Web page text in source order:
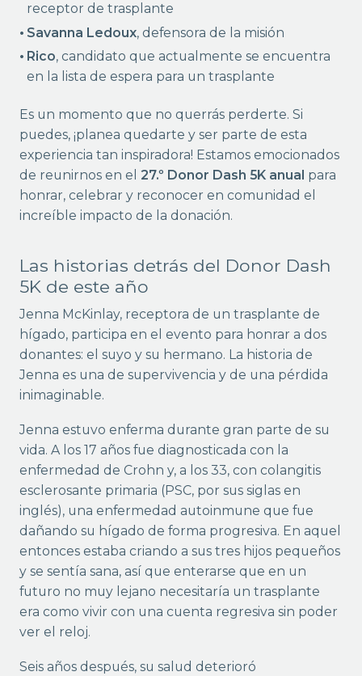
receptor de trasplante
Savanna Ledoux, defensora de la misión
Rico, candidato que actualmente se encuentra
en la lista de espera para un trasplante
Es un momento que no querrás perderte. Si
puedes, ¡planea quedarte y ser parte de esta
experiencia tan inspiradora! Estamos emocionados
de reunirnos en el 27.º Donor Dash 5K anual para
honrar, celebrar y reconocer en comunidad el
increíble impacto de la donación.
Las historias detrás del Donor Dash
5K de este año
Jenna McKinlay, receptora de un trasplante de
hígado, participa en el evento para honrar a dos
donantes: el suyo y su hermano. La historia de
Jenna es una de supervivencia y de una pérdida
inimaginable.
Jenna estuvo enferma durante gran parte de su
vida. A los 17 años fue diagnosticada con la
enfermedad de Crohn y, a los 33, con colangitis
esclerosante primaria (PSC, por sus siglas en
inglés), una enfermedad autoinmune que fue
dañando su hígado de forma progresiva. En aquel
entonces estaba criando a sus tres hijos pequeños
y se sentía sana, así que enterarse que en un
futuro no muy lejano necesitaría un trasplante
era como vivir con una cuenta regresiva sin poder
ver el reloj.
Seis años después, su salud deterioró